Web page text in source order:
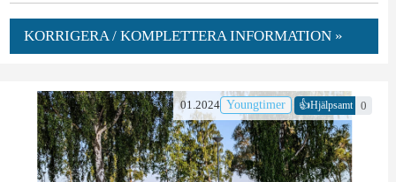
KORRIGERA / KOMPLETTERA INFORMATION »
01.2024 Youngtimer 👍Hjälpsamt 0